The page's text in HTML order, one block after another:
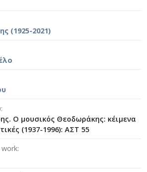
(1925-2021)
Ο μουσικός Θεοδωράκης: κέιμενα
(1937-1996): ΑΣΤ 55